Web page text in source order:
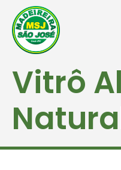
Vitrô